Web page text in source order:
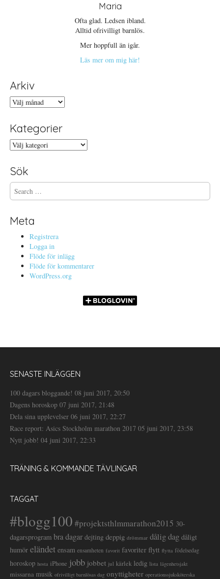
Maria
Ofta glad. Ledsen ibland.
Alltid ofrivilligt barnlös.
Mer hoppfull än igår.
Läs mer om mig här!
Arkiv
Arkiv
Kategorier
Kategorier
Sök
S
e
r
cMeta
Registrera
Logga in
Flöde för inlägg
Flöde för kommentarer
WordPress.org
SENASTE INLÄGGEN
100 dagars bloggande! 08 juni 2017, 20:50
Dagens horoskop 07 juni 2017, 21:48
Dela sina upplevelser 06 juni 2017, 22:27
Race report: Asics Stockholm marathon 2017 05 juni 2017, 23:58
Nytt jobb! 04 juni 2017, 22:33
TRÄNING & KOMMANDE TÄVLINGAR
TAGGAT
#blogg100 #projektsthlmmarathon2015 30-
dagarsprogram bra dagar dejting deppig drömmar dålig dag dåligt
humör eländet ensam ensamheten favorit favoriter flytt flytta födelsedag
horoskop hosta iPhone jobb jobbet jul kärlek ledig lista lägenhetsjakt
missarna musik ofrivilligt barnlösas dag onyttigheter operationssjuksköterska